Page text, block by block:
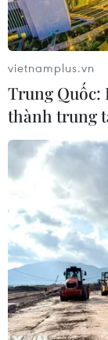
vietnamplus.vn
Trung Quốc:
thành trung